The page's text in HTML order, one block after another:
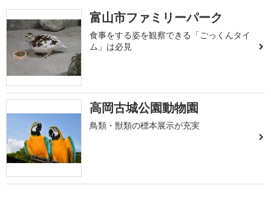
富山市ファミリーパーク
食事をする姿を観察できる「ごっくんタイ
ム」は必見
高岡古城公園動物園
鳥類・獣類の標本展示が充実